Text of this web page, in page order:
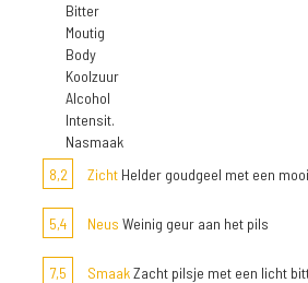
Bitter
Moutig
Body
Koolzuur
Alcohol
Intensit.
Nasmaak
8,2
Zicht Helder goudgeel met een
5,4 Neus Weinig geur aan het pils
7,5 SmaakZacht pilsje met een licht